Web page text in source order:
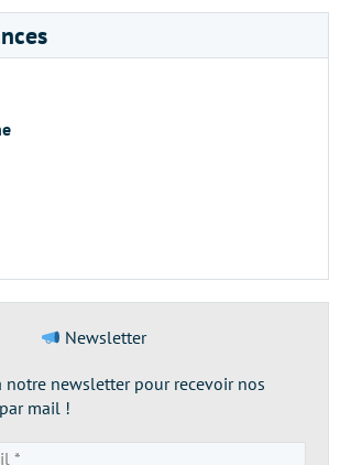
Newsletter
notre newsletter pour recevoir nos
mail !